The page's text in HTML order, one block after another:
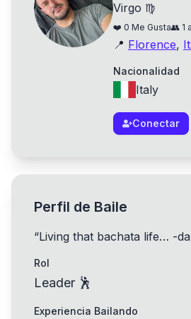
Virgo ♍
❤️ 0 Me Gusta👥 1
📍 Florence,
Nacionalidad
Italy
Conectar
Perfil de Baile
“Living that bachata life… -
Rol
Leader 🕺
Experiencia Bailando